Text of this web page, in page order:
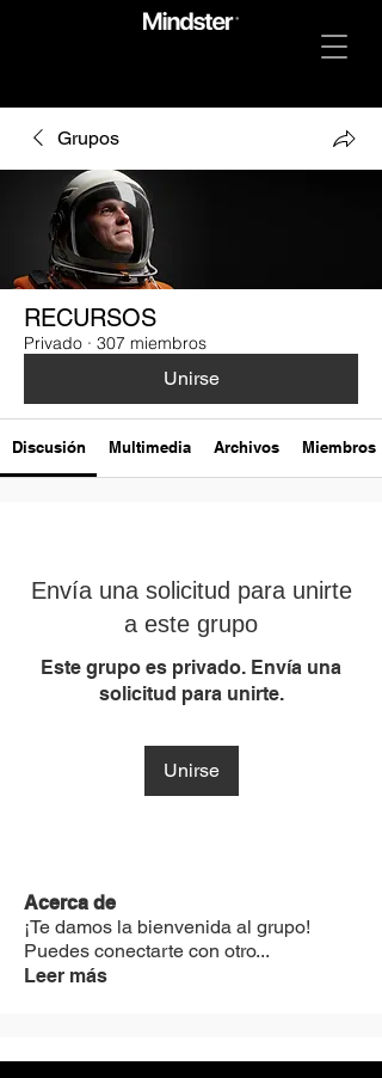
Grupos
RECURSOS
Privado · 307 miembros
Unirse
Discusión Multimedia Archivos Miembros
Envía una solicitud para unirte
a este grupo
Este grupo es privado. Envía una
solicitud para unirte.
Unirse
Acerca de
¡Te damos la bienvenida al grupo!
Puedes conectarte con otro...
Leer más